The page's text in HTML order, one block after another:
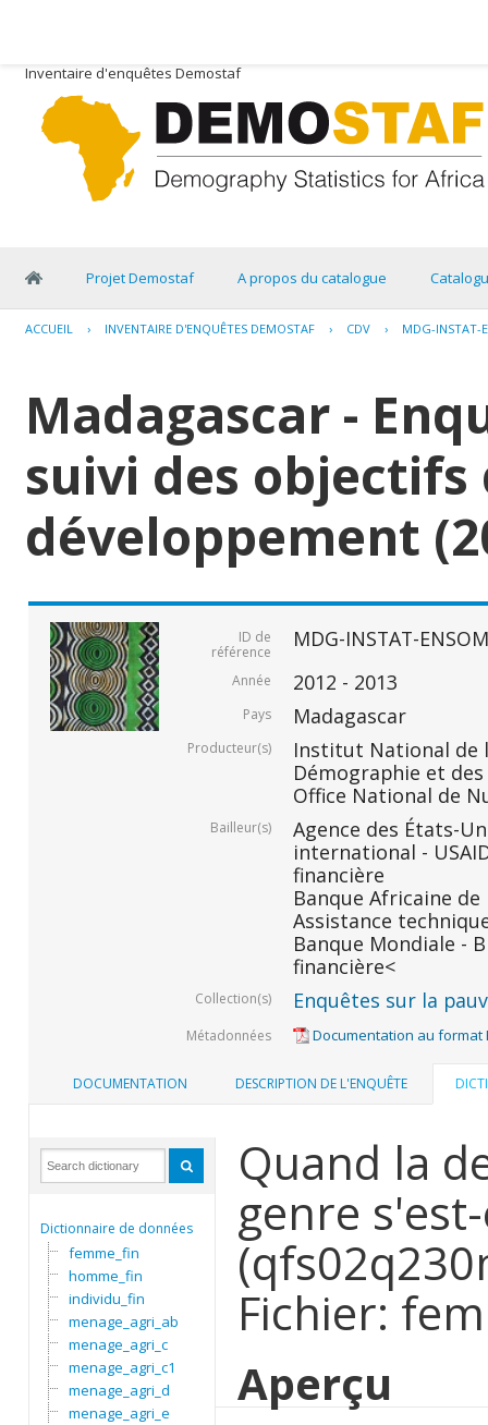
Inventaire d'enquêtes Demostaf
Projet Demostaf A propos du catalogue
ACCUEIL › INVENTAIRE D'ENQUÊTES DEMOSTAF › CDV › MDG-INSTAT-
Madagascar -
suivi des
développement
ID de
référence
MDG-INSTAT-
Année 2012 - 2013
Pays Madagascar
Producteur(s)
Institut National de
Démographie et
Office National de
Bailleur(s)
Agence des États-
international -
financière
Banque Africaine
Assistance
Banque Mondiale -
financière<
Collection(s) Enquêtes sur la
Métadonnées Documentation au format
DOCUMENTATION DESCRIPTION DE L'ENQUÊTE
Dictionnaire de données
femme_fin
homme_fin
individu_fin
menage_agri_ab
menage_agri_c
menage_agri_c1
menage_agri_d
menage_agri_e
Quand la
genre
Fichier:
Aperçu